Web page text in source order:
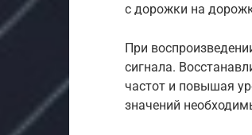
с дорожки на
При
сигнала.
частот и повышая
значений